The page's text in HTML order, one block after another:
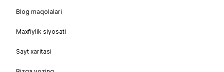
Blog maqolalari
Maxfiylik siyosati
Sayt xaritasi